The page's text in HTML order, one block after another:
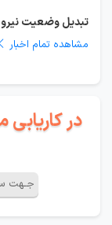
تبدیل وضعیت
مشاهده تمام اخبار
در کاریابی
جـهت